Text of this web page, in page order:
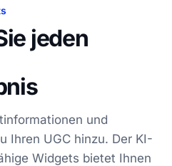
jeden
und
Ihren UGC hinzu. Der KI-
Widgets bietet Ihnen